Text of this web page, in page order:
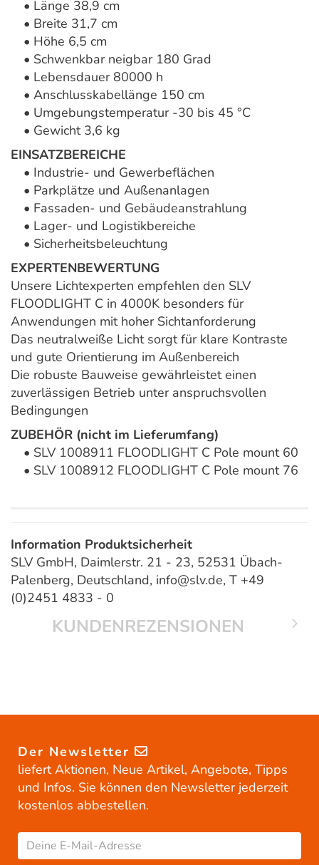
• Länge 38,9 cm
• Breite 31,7 cm
• Höhe 6,5 cm
• Schwenkbar neigbar 180 Grad
• Lebensdauer 80000 h
• Anschlusskabellänge 150 cm
• Umgebungstemperatur -30 bis 45 °C
• Gewicht 3,6 kg
EINSATZBEREICHE
• Industrie- und Gewerbeflächen
• Parkplätze und Außenanlagen
• Fassaden- und Gebäudeanstrahlung
• Lager- und Logistikbereiche
• Sicherheitsbeleuchtung
EXPERTENBEWERTUNG
Unsere Lichtexperten empfehlen den SLV
FLOODLIGHT C in 4000K besonders für
Anwendungen mit hoher Sichtanforderung
Das neutralweiße Licht sorgt für klare Kontraste
und gute Orientierung im Außenbereich
Die robuste Bauweise gewährleistet einen
zuverlässigen Betrieb unter anspruchsvollen
Bedingungen
ZUBEHÖR (nicht im Lieferumfang)
• SLV 1008911 FLOODLIGHT C Pole mount 60
• SLV 1008912 FLOODLIGHT C Pole mount 76
Information Produktsicherheit
SLV GmbH, Daimlerstr. 21 - 23, 52531 Übach-
Palenberg, Deutschland, info@slv.de, T +49
(0)2451 4833 - 0
KUNDENREZENSIONEN
Der Newsletter
liefert Aktionen, Neue Artikel, Angebote, Tipps
und Infos. Sie können den Newsletter jederzeit
kostenlos abbestellen.